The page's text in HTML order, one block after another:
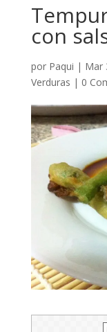
con
por Paqui | Mar
Verduras | 0